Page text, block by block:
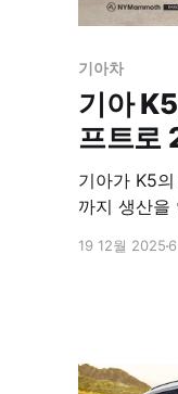
기아차
기아
프트로
기아가 K5
까지 생산을
이었다.
19 12월 2025